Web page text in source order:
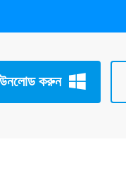
করুন